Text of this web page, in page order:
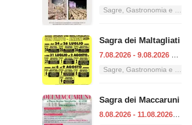
Sagre, Gastronomia e Tradizioni nel Lazio
Sagra dei Maltagliati
7.08.2026 - 9.08.2026 |
Sagre, Gastronomia e Tradizioni nel Lazio
Sagra dei Maccaruni
8.08.2026 - 11.08.2026
|